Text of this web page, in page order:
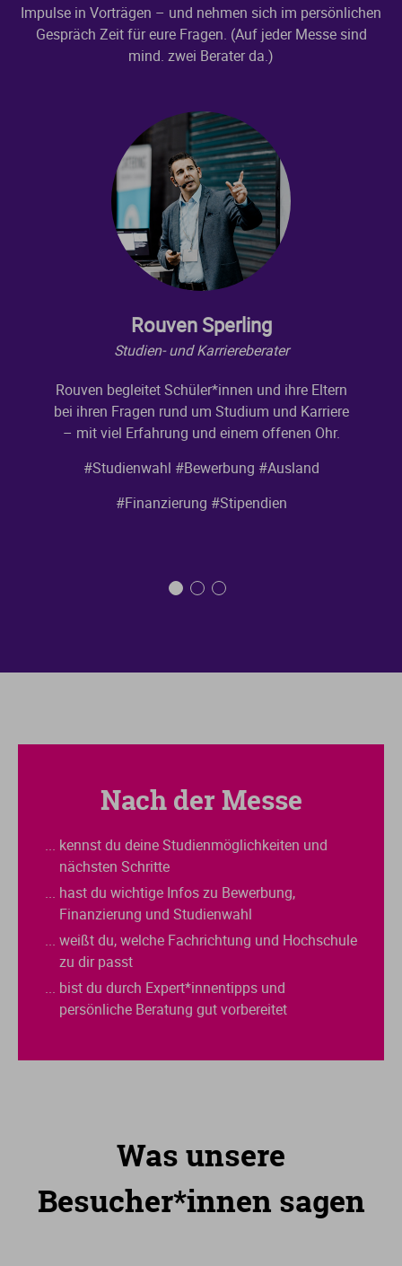
Impulse in Vorträgen – und nehmen sich im persönlichen
Gespräch Zeit für eure Fragen. (Auf jeder Messe sind
mind. zwei Berater da.)
Rouven Sperling
Studien- und Karriereberater
Rouven begleitet Schüler*innen und ihre Eltern
bei ihren Fragen rund um Studium und Karriere
– mit viel Erfahrung und einem offenen Ohr.
#Studienwahl #Bewerbung #Ausland
#Finanzierung #Stipendien
Nach der Messe
... kennst du deine Studienmöglichkeiten und
nächsten Schritte
... hast du wichtige Infos zu Bewerbung,
Finanzierung und Studienwahl
... weißt du, welche Fachrichtung und Hochschule
zu dir passt
... bist du durch Expert*innentipps und
persönliche Beratung gut vorbereitet
Was unsere
Besucher*innen sagen